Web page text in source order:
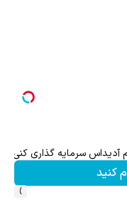
سرمایه گذاری کنی؟
کنید
›